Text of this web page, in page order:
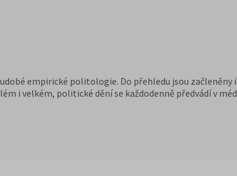
empirické politologie. Do přehledu jsou
i velkém, politické dění se každodenně předvádí v